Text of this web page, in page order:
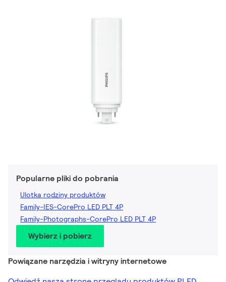
Popularne pliki do pobrania
Ulotka rodziny produktów
Family-IES-CorePro LED PLT 4P
Family-Photographs-CorePro LED PLT 4P
Wybierz i pobierz
Powiązane narzędzia i witryny internetowe